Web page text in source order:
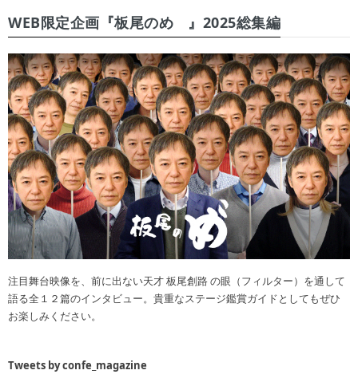
WEB限定企画『板尾のめ゙』2025総集編
注目舞台映像を、前に出ない天才 板尾創路 の眼（フィルター）を通して
語る全１２篇のインタビュー。貴重なステージ鑑賞ガイドとしてもぜひ
お楽しみください。
Tweets by confe_magazine